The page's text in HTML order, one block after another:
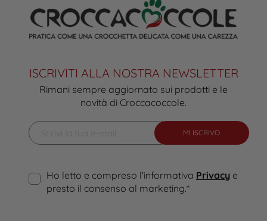
ISCRIVITI ALLA NOSTRA NEWSLETTER
Rimani sempre aggiornato sui prodotti e le
novità di Croccacoccole.
MI ISCRIVO
Ho letto e compreso l'informativa Privacye
presto il consenso al marketing.*